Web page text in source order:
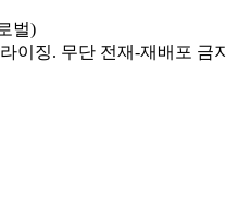
벌)
이징. 무단 전재-재배포 금지